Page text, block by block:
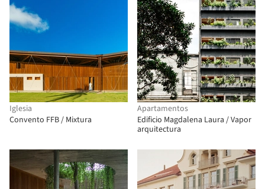
Iglesia
Convento FFB / Mixtura
Apartamentos
Edificio Magdalena Laura / Vapor
arquitectura